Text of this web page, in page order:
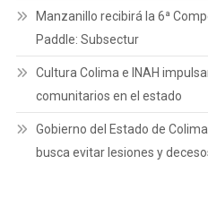
Manzanillo recibirá la 6ª
Paddle: Subsectur
Cultura Colima e INAH
comunitarios en el estado
Gobierno del Estado de
busca evitar lesiones y